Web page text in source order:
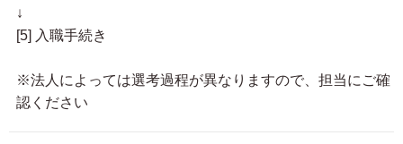
↓
[5] 入職手続き
※法人によっては選考過程が異なりますので、担当にご確
認ください